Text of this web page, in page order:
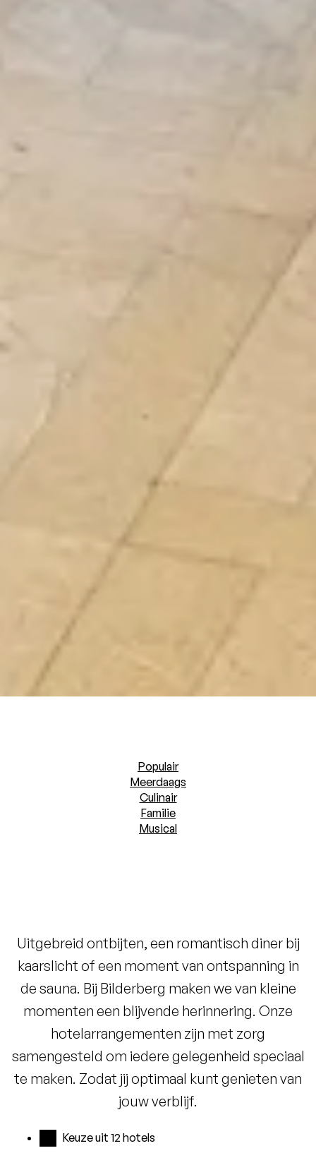
Populair
Meerdaags
Culinair
Familie
Musical
Uitgebreid ontbijten, een romantisch diner bij
kaarslicht of een moment van ontspanning in
de sauna. Bij Bilderberg maken we van kleine
momenten een blijvende herinnering. Onze
hotelarrangementen zijn met zorg
samengesteld om iedere gelegenheid speciaal
te maken. Zodat jij optimaal kunt genieten van
jouw verblijf.
Keuze uit 12 hotels